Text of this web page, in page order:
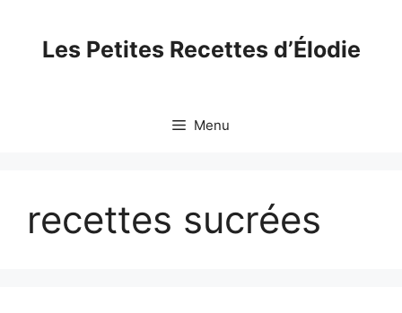
contentLes Petites Recettes d’Élodie
Menu
recettes sucrées